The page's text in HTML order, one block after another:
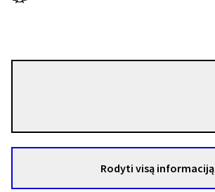
Rodyti visą informaciją